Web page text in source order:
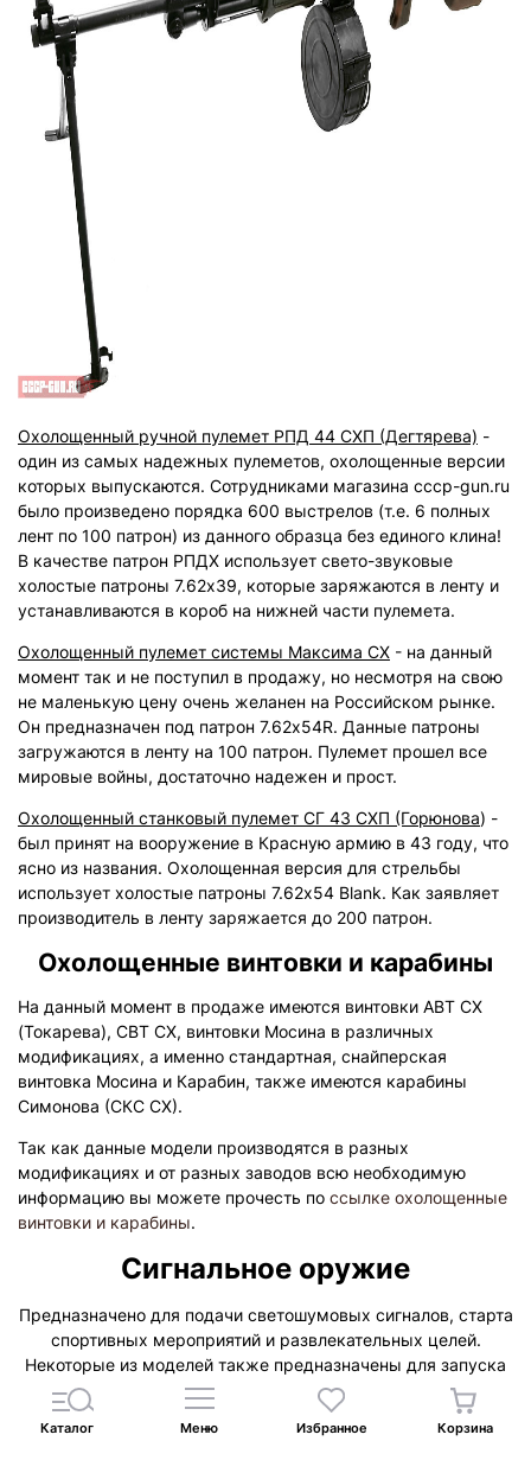
Охолощенный ручной пулемет РПД 44 СХП (Дегтярева) -
один из самых надежных пулеметов, охолощенные версии
которых выпускаются. Сотрудниками магазина cccp-gun.ru
было произведено порядка 600 выстрелов (т.е. 6 полных
лент по 100 патрон) из данного образца без единого клина!
В качестве патрон РПДХ использует свето-звуковые
холостые патроны 7.62х39, которые заряжаются в ленту и
устанавливаются в короб на нижней части пулемета.
Охолощенный пулемет системы Максима СХ - на данный
момент так и не поступил в продажу, но несмотря на свою
не маленькую цену очень желанен на Российском рынке.
Он предназначен под патрон 7.62х54R. Данные патроны
загружаются в ленту на 100 патрон. Пулемет прошел все
мировые войны, достаточно надежен и прост.
Охолощенный станковый пулемет СГ 43 СХП (Горюнова) -
был принят на вооружение в Красную армию в 43 году, что
ясно из названия. Охолощенная версия для стрельбы
использует холостые патроны 7.62х54 Blank. Как заявляет
производитель в ленту заряжается до 200 патрон.
Охолощенные винтовки и карабины
На данный момент в продаже имеются винтовки АВТ СХ
(Токарева), СВТ СХ, винтовки Мосина в различных
модификациях, а именно стандартная, снайперская
винтовка Мосина и Карабин, также имеются карабины
Симонова (СКС СХ).
Так как данные модели производятся в разных
модификациях и от разных заводов всю необходимую
информацию вы можете прочесть по ссылке охолощенные
винтовки и карабины.
Сигнальное оружие
Предназначено для подачи светошумовых сигналов, старта
спортивных мероприятий и развлекательных целей.
Некоторые из моделей также предназначены для запуска
салютов и фейерверков.
Сигнальные пистолеты
Каталог Меню Избранное Корзина